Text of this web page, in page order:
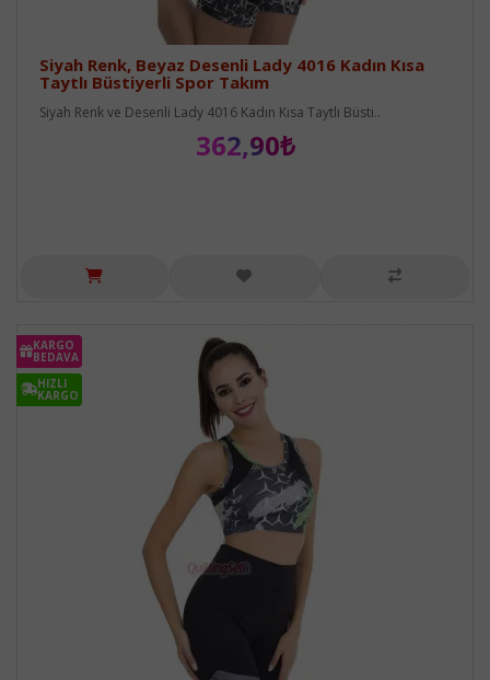
Siyah Renk, Beyaz Desenli Lady 4016 Kadın Kısa
Taytlı Büstiyerli Spor Takım
Siyah Renk ve Desenli Lady 4016 Kadın Kısa Taytlı Büsti..
362,90₺
KARGO
BEDAVA
HIZLI
KARGO